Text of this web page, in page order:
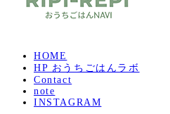
HOME
HP おうちごはんラボ
Contact
note
INSTAGRAM